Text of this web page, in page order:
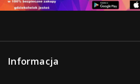
Informacja